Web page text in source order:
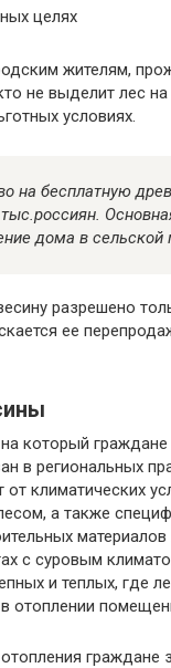
целях
жителям,
не выделит лес на
условиях.
на бесплатную
дома в сельской
разрешено
ее
который граждане
в региональных
климатических
а также
с суровым
и теплых, где
отоплении
граждане